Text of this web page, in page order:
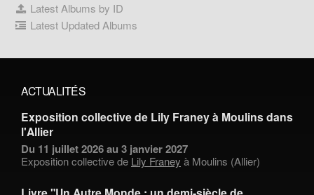
Latest Albums by ID
Latest Updated Albums
ACTUALITÉS
Exposition collective de Lily Franey à Moulins dans
l'Allier
Du 11 juillet 2026 au 3 janvier 2027
Exposition collective de Lily Franey à Moulins (Allier)